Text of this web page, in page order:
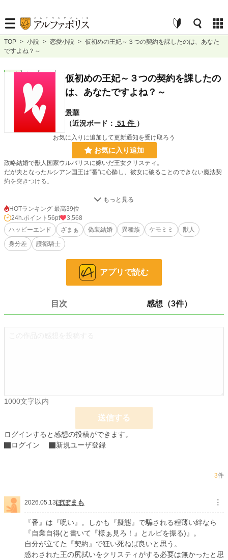
TOP > 小説 > 恋愛小説 > 仮初めの王妃～３つの契約を課したのは、あなた
ですよね？～
恋愛 完結 長編
仮初めの王妃～３つの契約を課したの
は、あなたですよね？～
景華
（近況ボード： 51 件 ）
お気に入りに追加して更新通知を受け取ろう
お気に入り追加
政略結婚で獣人国家ウルバリスに嫁いだ王女クリスティ。
だが夫となったルシアン国王は“番”に心酔し、彼女に破ることのできない魔法契
約を突きつける。
一つ、ルシアンとの間に愛を求めないこと
一つ、ルシアンとの間に子を望まないこと
一つ、ルシアンの１メートル以内に近づかないこと
全ての契約をのみ城から離れて暮らすクリスティだったが、やがて彼女には“番
衝動を鎮める力”があることが明らかになる。
14,902 位 / 228,589 件
初回完結日時 2026.04.17 21:54
月間ポイント 5,687 pt (7,570 位)
HOTランキング 最高39位
24h.ポイント 56pt
3,568
ハッピーエンド
ざまぁ 偽装結婚 異種族 ケモミミ
獣人
身分差
護衛騎士
アプリで読む
目次 感想（3件）
1000文字以内
送信する
ログインすると感想の投稿ができます。
ログイン
新規ユーザ登録
3件
2026.05.13ぽぽまも ︙
『番』は『呪い』。しかも『擬態』で騙される程薄い絆なら
『自業自得(と書いて『様ぁ見ろ！』とルビを振る)』。
自分が立てた『契約』で狂い死ねば良いと思う。
惑わされた王の尻拭いをクリスティがする必要は無かったと思